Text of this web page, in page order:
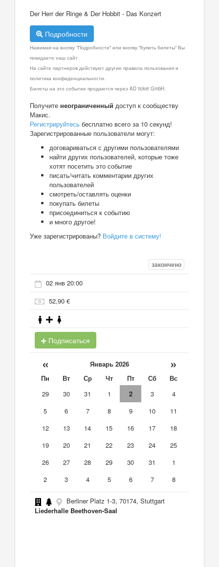
Der Herr der Ringe & Der Hobbit - Das Konzert
Подробности
Нажимая на кнопку "Подробности" или кнопку "Купить билеты" Вы
покидаете наш сайт.
На сайте партнеров действуют другие правила пользования и
политика конфиденциальности.
Билеты на это событие продаются через AD ticket GmbH.
Получите неограниченный доступ к сообществу
Макис.
Регистрируйтесь бесплатно всего за 10 секунд!
Зарегистрированные пользователи могут:
договариваться с другими пользователями
найти других пользователей, которые тоже
хотят посетить это событие
писать/читать комментарии других
пользователей
смотреть/оставлять оценки
покупать билеты
присоединиться к событию
и много другое!
Уже зарегистрированы? Войдите в систему!
закончено
02 янв 20:00
52,90 €
Подписаться
« Январь 2026 »
Пн Вт Ср Чт Пт Сб
Вс
29
30 31 1 2 3
4
5
6 7 8 9 10
11
12
13 14 15 16 17
18
19
20 21 22 23 24
25
26
27 28 29 30 31
1
2
3 4 5 6 7 8
Berliner Platz 1-3, 70174, Stuttgart
Liederhalle Beethoven-Saal